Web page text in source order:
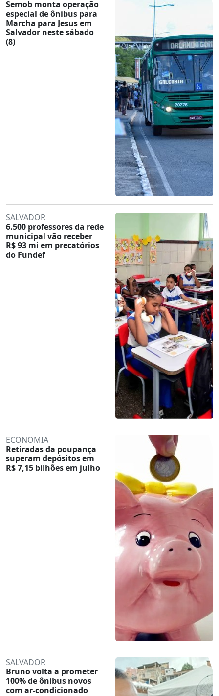
Semob monta operação
especial de ônibus para
Marcha para Jesus em
Salvador neste sábado
(8)
SALVADOR
6.500 professores da rede
municipal vão receber
R$ 93 mi em precatórios
do Fundef
ECONOMIA
Retiradas da poupança
superam depósitos em
R$ 7,15 bilhões em julho
SALVADOR
Bruno volta a prometer
100% de ônibus novos
com ar-condicionado